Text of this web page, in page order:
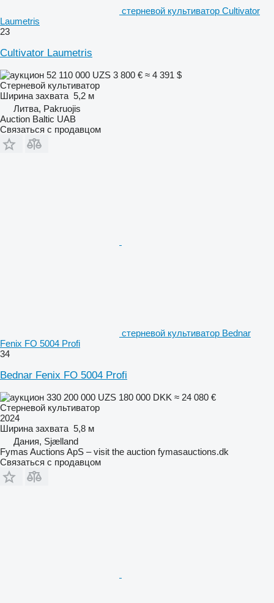
стерневой культиватор Cultivator
Laumetris
23
Cultivator Laumetris
52 110 000 UZS 3 800 € ≈ 4 391 $
Стерневой культиватор
Ширина захвата 5,2 м
Литва, Pakruojis
Auction Baltic UAB
Связаться с продавцом
стерневой культиватор Bednar
Fenix FO 5004 Profi
34
Bednar Fenix FO 5004 Profi
330 200 000 UZS 180 000 DKK ≈ 24 080 €
Стерневой культиватор
2024
Ширина захвата 5,8 м
Дания, Sjælland
Fymas Auctions ApS – visit the auction fymasauctions.dk
Связаться с продавцом